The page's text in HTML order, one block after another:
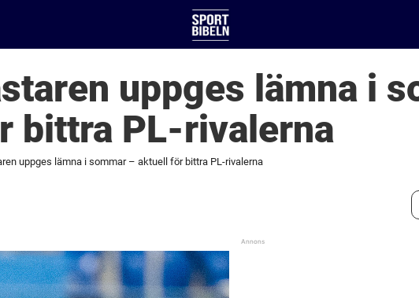
uppges lämna i
bittra PL-rivalerna
uppges lämna i sommar – aktuell för bittra PL-rivalerna